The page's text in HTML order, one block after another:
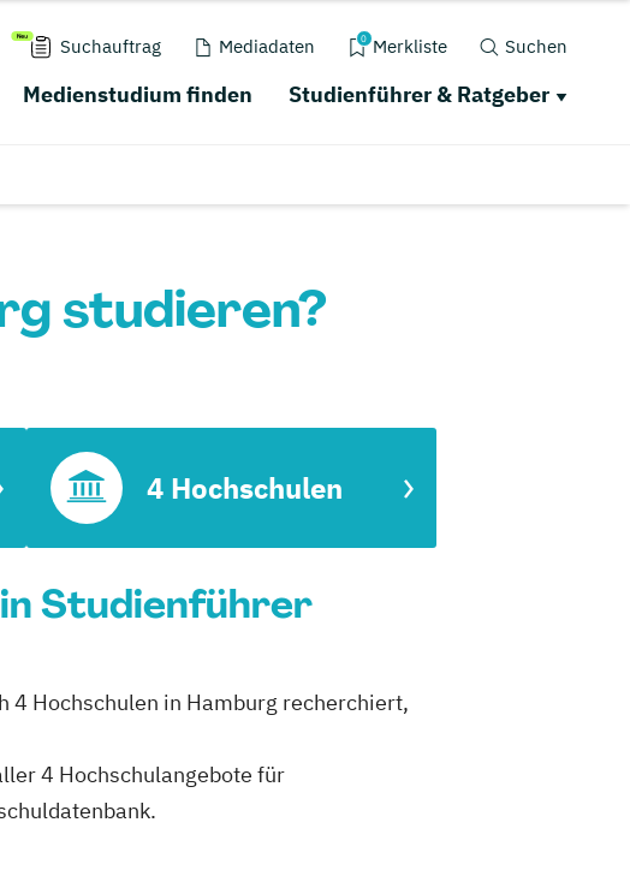
Suchauftrag Mediadaten 0 Merkliste Suchen
Medienstudium finden Studienführer & Ratgeber
studieren?
4 Hochschulen
Studienführer
4 Hochschulen in Hamburg recherchiert,
4 Hochschulangebote für